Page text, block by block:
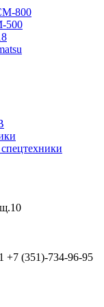
800
500
+7 (351)-734-96-95